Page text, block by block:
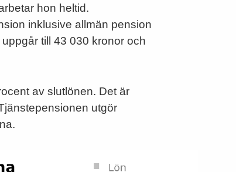
hon heltid.
inklusive allmän pension
till 43 030 kronor och
av slutlönen. Det är
utgör